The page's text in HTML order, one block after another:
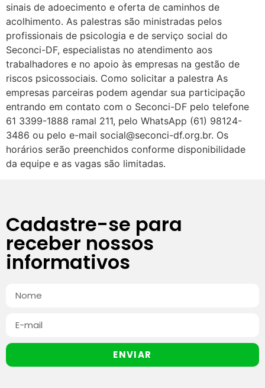
sinais de adoecimento e oferta de caminhos de
acolhimento. As palestras são ministradas pelos
profissionais de psicologia e de serviço social do
Seconci-DF, especialistas no atendimento aos
trabalhadores e no apoio às empresas na gestão de
riscos psicossociais. Como solicitar a palestra As
empresas parceiras podem agendar sua participação
entrando em contato com o Seconci-DF pelo telefone
61 3399-1888 ramal 211, pelo WhatsApp (61) 98124-
3486 ou pelo e-mail social@seconci-df.org.br. Os
horários serão preenchidos conforme disponibilidade
da equipe e as vagas são limitadas.
Cadastre-se para
receber nossos
informativos
ENVIAR